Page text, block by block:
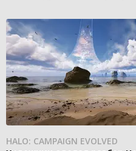
HALO: CAMPAIGN EVOLVED